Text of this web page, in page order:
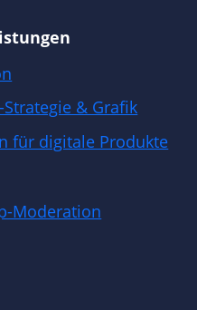
& Grafik
für digitale Produkte
Moderation